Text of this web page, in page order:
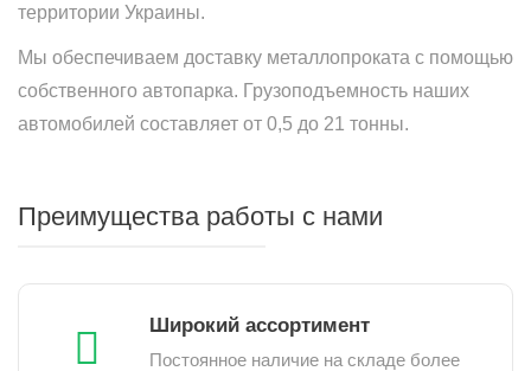
территории Украины.
Мы обеспечиваем доставку металлопроката с помощью
собственного автопарка. Грузоподъемность наших
автомобилей составляет от 0,5 до 21 тонны.
Преимущества работы с нами
Широкий ассортимент
Постоянное наличие на складе более